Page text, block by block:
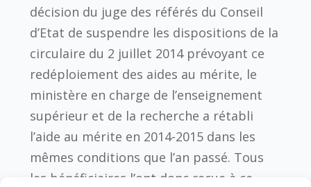
décision du juge des référés du Conseil
d’Etat de suspendre les dispositions de la
circulaire du 2 juillet 2014 prévoyant ce
redéploiement des aides au mérite, le
ministère en charge de l’enseignement
supérieur et de la recherche a rétabli
l’aide au mérite en 2014-2015 dans les
mêmes conditions que l’an passé. Tous
les bénéficiaires l’ont donc reçue à ce